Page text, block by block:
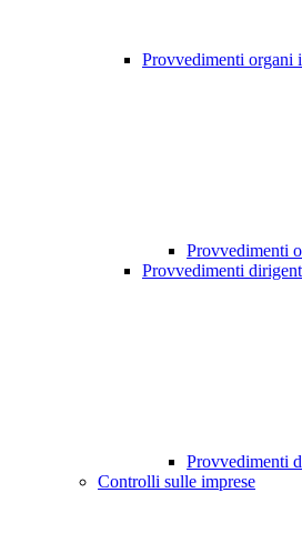
Provvedimenti organi
Provvedimenti
Provvedimenti
Provvedimenti
Controlli sulle imprese